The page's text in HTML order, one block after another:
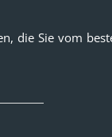
die Sie vom